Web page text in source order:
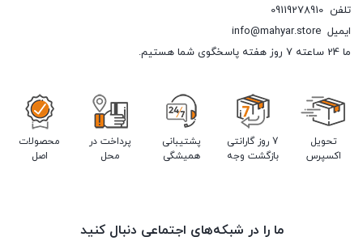
تلفن 09119278910
ایمیل info@mahyar.store
ما 24 ساعته 7 روز هفته پاسخگوی شما هستیم.
تحویل
اکسپرس
7 روز گارانتی
بازگشت وجه
پشتیبانی
همیشگی
پرداخت در
محل
محصولات
اصل
ما را در شبکه‌های اجتماعی دنبال کنید